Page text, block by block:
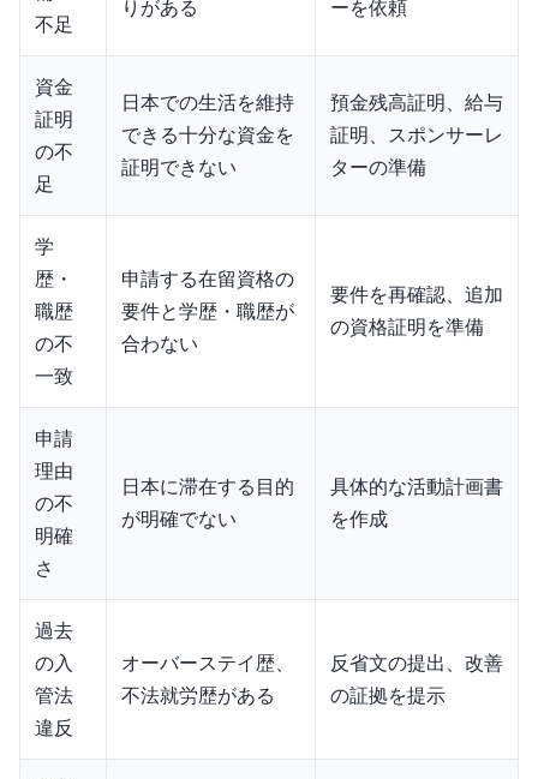
不足
りがある ーを依頼
資金
証明
の不
足
日本での生活を維持
できる十分な資金を
証明できない
預金残高証明、給与
証明、スポンサーレ
ターの準備
学
歴・
職歴
の不
一致
申請する在留資格の
要件と学歴・職歴が
合わない
要件を再確認、追加
の資格証明を準備
申請
理由
の不
明確
さ
日本に滞在する目的
が明確でない
具体的な活動計画書
を作成
過去
の入
管法
違反
オーバーステイ歴、
不法就労歴がある
反省文の提出、改善
の証拠を提示